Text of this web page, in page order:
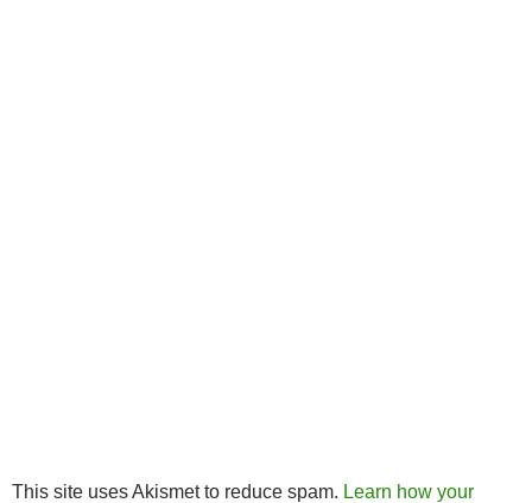
This site uses Akismet to reduce spam. Learn how your